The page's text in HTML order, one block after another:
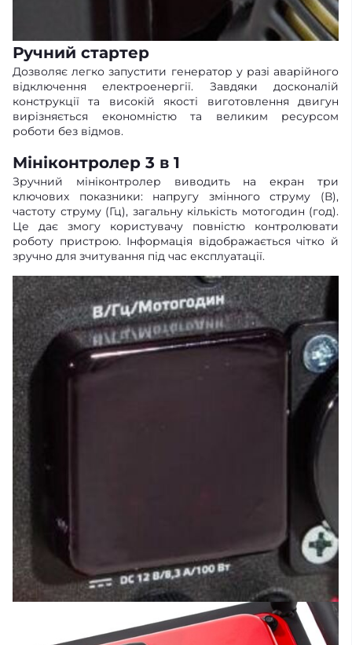
Ручний стартер
Дозволяє легко запустити генератор у разі аварійного
відключення електроенергії. Завдяки досконалій
конструкції та високій якості виготовлення двигун
вирізняється економністю та великим ресурсом
роботи без відмов.
Мініконтролер 3 в 1
Зручний мініконтролер виводить на екран три
ключових показники: напругу змінного струму (В),
частоту струму (Гц), загальну кількість мотогодин (год).
Це дає змогу користувачу повністю контролювати
роботу пристрою. Інформація відображається чітко й
зручно для зчитування під час експлуатації.